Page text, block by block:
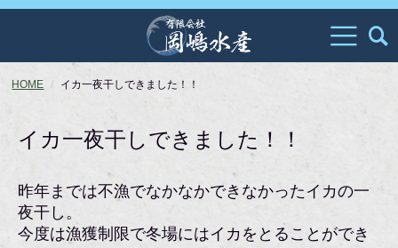
HOME イカ一夜干しできました！！
イカ一夜干しできました！！
昨年までは不漁でなかなかできなかったイカの一
夜干し。
今度は漁獲制限で冬場にはイカをとることができ